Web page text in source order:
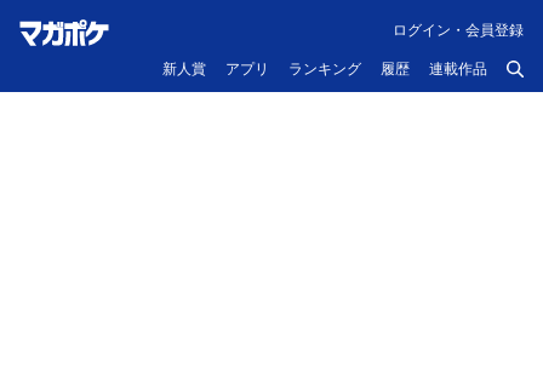
新人賞 アプリ ランキング 履歴 連載作品
ログイン・会員登録